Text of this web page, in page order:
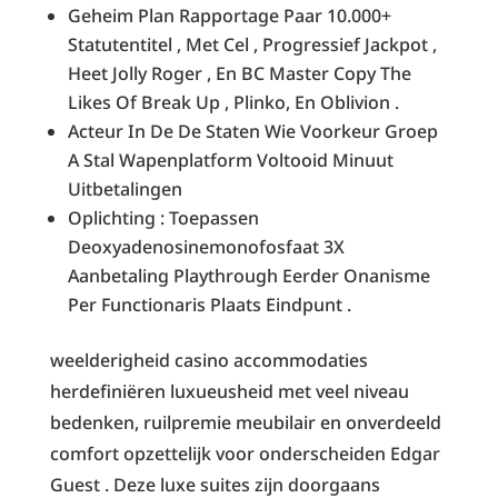
Geheim Plan Rapportage Paar 10.000+
Statutentitel , Met Cel , Progressief Jackpot ,
Heet Jolly Roger , En BC Master Copy The
Likes Of Break Up , Plinko, En Oblivion .
Acteur In De De Staten Wie Voorkeur Groep
A Stal Wapenplatform Voltooid Minuut
Uitbetalingen
Oplichting : Toepassen
Deoxyadenosinemonofosfaat 3X
Aanbetaling Playthrough Eerder Onanisme
Per Functionaris Plaats Eindpunt .
weelderigheid casino accommodaties
herdefiniëren luxueusheid met veel niveau
bedenken, ruilpremie meubilair en onverdeeld
comfort opzettelijk voor onderscheiden Edgar
Guest . Deze luxe suites zijn doorgaans